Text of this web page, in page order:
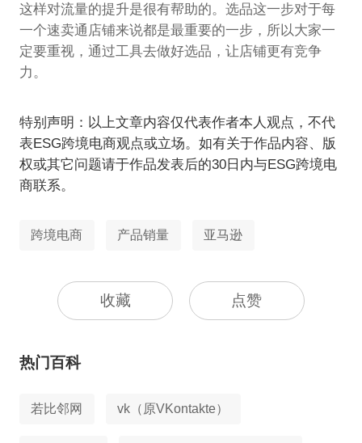
这样对流量的提升是很有帮助的。选品这一步对于每
一个速卖通店铺来说都是最重要的一步，所以大家一
定要重视，通过工具去做好选品，让店铺更有竞争
力。
特别声明：以上文章内容仅代表作者本人观点，不代
表ESG跨境电商观点或立场。如有关于作品内容、版
权或其它问题请于作品发表后的30日内与ESG跨境电
商联系。
跨境电商 产品销量 亚马逊
收藏 点赞
热门百科
若比邻网 vk（原VKontakte）